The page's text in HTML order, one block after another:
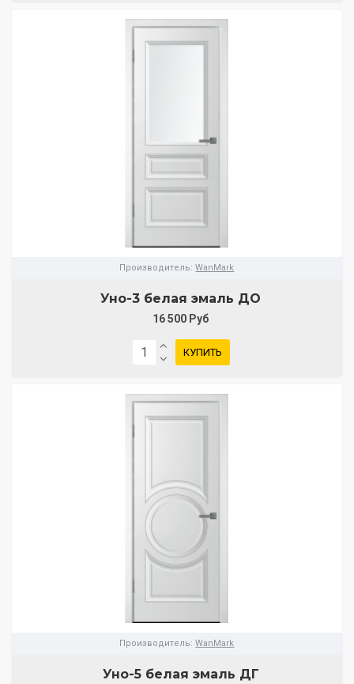
Производитель: WanMark
Уно-3 белая эмаль ДО
16 500 Руб
КУПИТЬ
Производитель: WanMark
Уно-5 белая эмаль ДГ